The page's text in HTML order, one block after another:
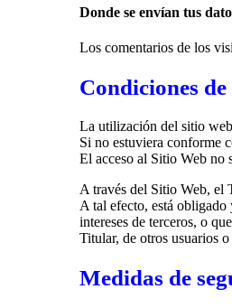
Donde se envían tus
Los comentarios de los
Condiciones de
La utilización del sitio
Si no estuviera conforme
El acceso al Sitio Web no
A través del Sitio Web, el
A tal efecto, está
intereses de terceros, o
Titular, de otros usuarios
Medidas de